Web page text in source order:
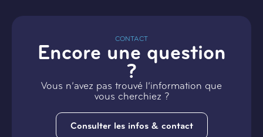
CONTACT
Encore une question
?
Vous n’avez pas trouvé l’information que
vous cherchiez ?
Consulter les infos & contact